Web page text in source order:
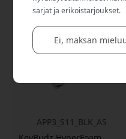
APP3_S11_BLK_AS
sarjat ja erikoistarjoukset.
Ei, maksan